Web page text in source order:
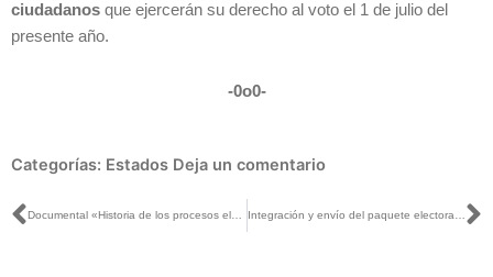
ciudadanos que ejercerán su derecho al voto el 1 de julio del
presente año.
-0o0-
Categorías: Estados Deja un comentario
Ant Documental «Historia de los procesos electorales en México» es una recapitulación histórica de la democracia mexicana: Lorenzo Córdova Integración y envío del paquete electoral postal del Voto de los Mexicanos Residentes en el Extranjero